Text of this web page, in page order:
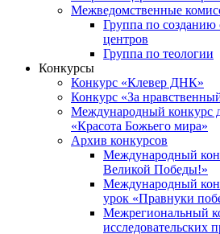
Межведомственные
Группа по созданию
центров
Группа по теологии
Конкурсы
Конкурс «Клевер ДНК»
Конкурс «За
Международный конкурс
«Красота Божьего мира»
Архив конкурсов
Международный
Великой Победы!»
Международный
урок «Правнуки
Межрегиональный
исследовательских